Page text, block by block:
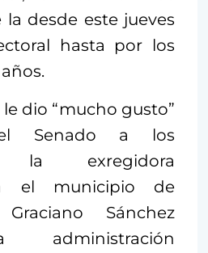
desde este jueves
hasta por los
dio “mucho gusto”
Senado a los
la exregidora
el municipio de
Sánchez